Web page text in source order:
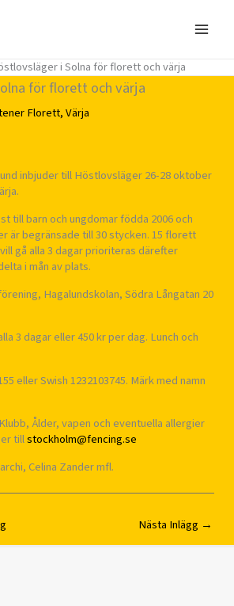
i Solna för florett och värja
för florett och värja
Florett,Värja
inbjuder till Höstlovsläger 26-28 oktober
till barn och ungdomar födda 2006 och
är begränsade till 30 stycken. 15 florett
gå alla 3 dagar prioriteras därefter
i mån av plats.
Hagalundskolan, Södra Långatan 20
3 dagar eller 450 kr per dag. Lunch och
eller Swish 1232103745. Märk med namn
Ålder, vapen och eventuella allergier
tillstockholm@fencing.se
Celina Zander mfl.
Nästa Inlägg →